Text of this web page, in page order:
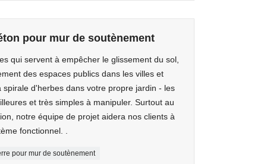
pour mur de soutènement
qui servent à empêcher le glissement du sol,
des espaces publics dans les villes et
d'herbes dans votre propre jardin - les
et très simples à manipuler. Surtout au
notre équipe de projet aidera nos clients à
fonctionnel. .
pour mur de soutènement